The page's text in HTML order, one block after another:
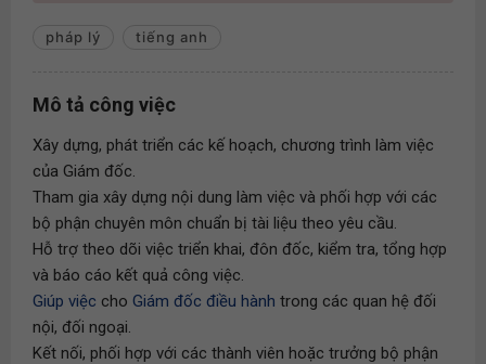
pháp lý tiếng anh
Mô tả công việc
Xây dựng, phát triển các kế hoạch, chương trình làm việc
của Giám đốc.
Tham gia xây dựng nội dung làm việc và phối hợp với các
bộ phận chuyên môn chuẩn bị tài liệu theo yêu cầu.
Hỗ trợ theo dõi việc triển khai, đôn đốc, kiểm tra, tổng hợp
và báo cáo kết quả công việc.
Giúp việc cho Giám đốc điều hành trong các quan hệ đối
nội, đối ngoại.
Kết nối, phối hợp với các thành viên hoặc trưởng bộ phận